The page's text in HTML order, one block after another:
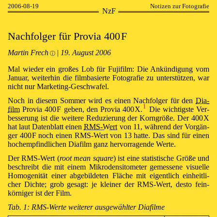
2006-08-19 Notizen zur Fotografie
NzF
Nach­fol­ger für Pro­via 400 F
Martin Frech ⓘ | 19⁠.⁠ August 2006
Mal wie­der ein gro­ßes Lob für Fuji­film: Die An­kün­di­gung vom
Ja­nu­ar, wei­ter­hin die film­basierte Fo­to­gra­fie zu un­ter­stütz­en, war
nicht nur Mar­ke­ting-Ge­schwa­fel.
Noch in die­sem Som­mer wird es ei­nen Nach­fol­ger für den Dia­
film Pro­via400 F ge­ben, den Pro­via400 X.⁠ 1 Die wich­tigs­te Ver­
bes­se­rung ist die wei­te­re Re­du­zier­ung der Korn­größe. Der 400 X
hat laut Daten­blatt ei­nenRMS-Wert von 11, wäh­rend der Vor­gän­
ger 400 Fnoch ei­nen RMS-Wert von 13 hat­te. Das sind für ei­nen
hoch­emp­find­li­chen Dia­film ganz her­vor­ra­gen­de Wer­te.
Der RMS-Wert (root mean square) ist ei­ne sta­tis­ti­sche Grö­ße und
be­schreibt die mit ei­nem Mi­kro­den­si­to­me­ter ge­mes­se­ne vi­su­el­le
Homo­geni­tät ei­ner ab­ge­bil­de­ten Flä­che mit ei­gent­lich ein­heit­li­
cher Dich­te; grob ge­sagt: je klei­ner der RMS-Wert, des­to fein­
körniger ist der Film.
Tab. 1: RMS-Wer­te wei­ter­er aus­ge­wähl­ter Dia­fil­me